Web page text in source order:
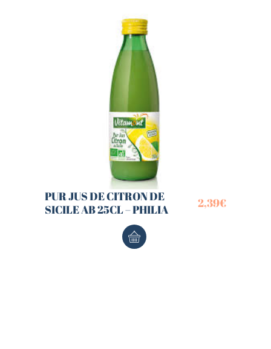
PUR JUS DE CITRON DE
SICILE AB 25CL – PHILIA
2,39€